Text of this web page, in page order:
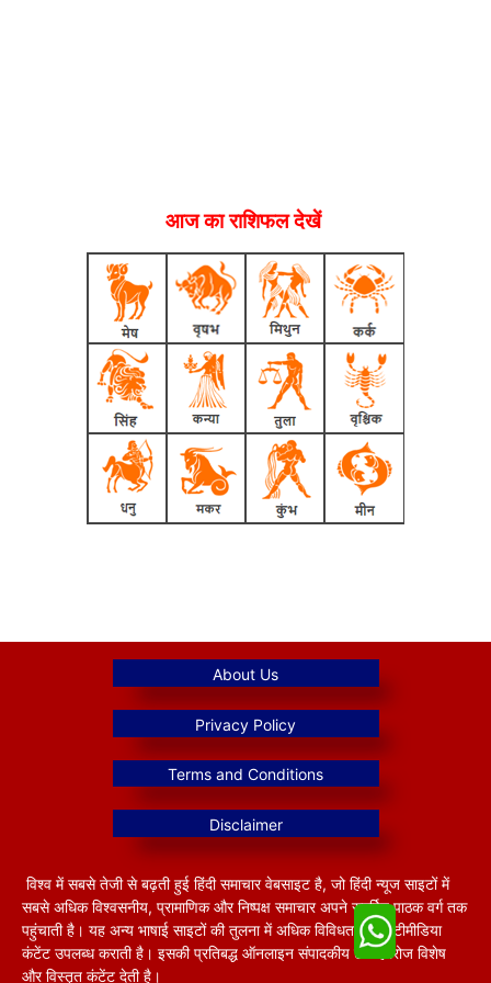
आज का राशिफल देखें
विश्व में सबसे तेजी से बढ़ती हुई हिंदी समाचार वेबसाइट है, जो हिंदी न्यूज साइटों में
सबसे अधिक विश्वसनीय, प्रामाणिक और निष्पक्ष समाचार अपने समर्पित पाठक वर्ग तक
पहुंचाती है। यह अन्य भाषाई साइटों की तुलना में अधिक विविधतापूर्ण मल्टीमीडिया
कंटेंट उपलब्ध कराती है। इसकी प्रतिबद्ध ऑनलाइन संपादकीय टीम हररोज विशेष
और विस्तृत कंटेंट देती है।